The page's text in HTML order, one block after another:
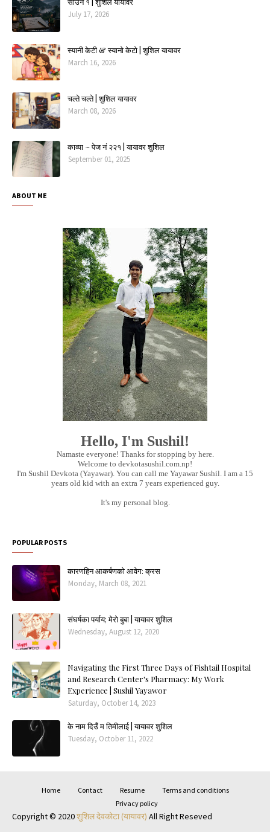
July 17, 2026
स्यानी केटी & स्यानो केटो | शुशिल यायावर
March 16, 2026
चल्ते चल्ते | शुशिल यायावर
March 08, 2026
काव्या ~ पेज नं २२१ | यायावर शुशिल
September 01, 2025
ABOUT ME
Hello, I'm Sushil!
Namaste everyone! Thanks for stopping by here.
Welcome to devkotasushil.com.np!
I'm Sushil Devkota (Yayawar). You can call me Yayawar Sushil. I am a 15
years old kid with an extra 7 years experienced guy.
It's my personal blog.
POPULAR POSTS
कारणहिन आकर्षणको आवेग: क्रस
Monday, March 08, 2021
संघर्षका पर्याय; मेरो बुबा | यायावर शुशिल
Wednesday, August 12, 2020
Navigating the First Three Days of Fishtail Hospital
and Research Center's Pharmacy: My Work
Experience | Sushil Yayawor
Saturday, October 14, 2023
के नाम दिउँ म तिमीलाई | यायावर शुशिल
Tuesday, October 11, 2022
Home Contact Resume
Terms and conditions
Privacy policy
Copyright © 2020शुशिल देवकोटा (यायावर) All Right Reseved